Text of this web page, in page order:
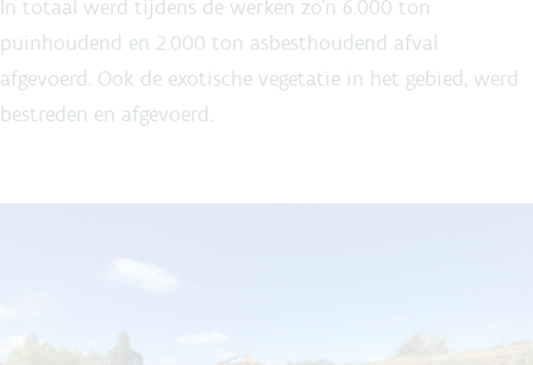
In totaal werd tijdens de werken zo’n 6.000 ton
puinhoudend en 2.000 ton asbesthoudend afval
afgevoerd. Ook de exotische vegetatie in het gebied, werd
bestreden en afgevoerd.